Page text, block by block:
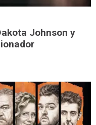
Johnson y